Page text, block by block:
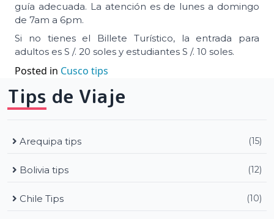
guía adecuada. La atención es de lunes a domingo
de 7am a 6pm.
Si no tienes el Billete Turístico, la entrada para
adultos es S /. 20 soles y estudiantes S /. 10 soles.
Posted in Cusco tips
Tips de Viaje
Arequipa tips (15)
Bolivia tips (12)
Chile Tips (10)